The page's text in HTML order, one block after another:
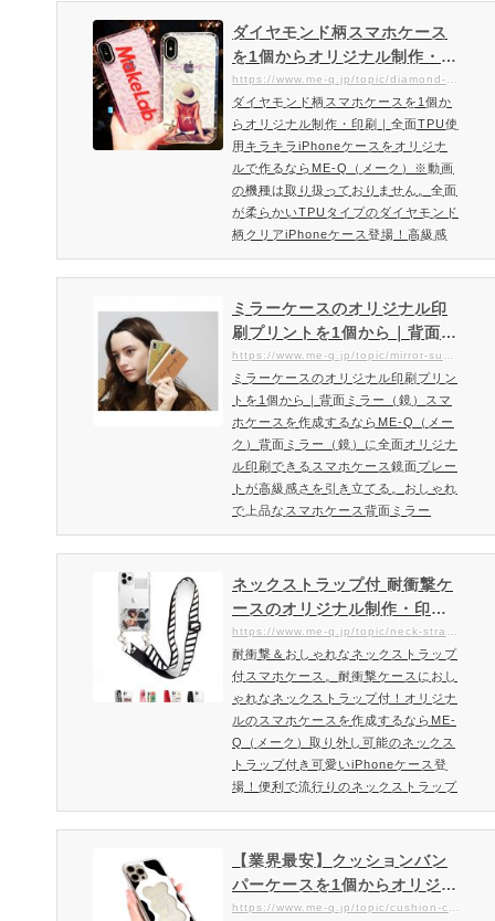
neケース印刷面にはダイヤモンドテク
スチャ加工を施したオリジナルのスマ
ホケースを作成頂けます。光の当たり
るiPhoneケースです。ラグジュアリ
ースマホケースを作成・注文…
ダイヤモンド柄スマホケース
を1個からオリジナル制作・印
刷｜全面TPU使用キラキラiPh
oneケースをオリジナルで作
るならME-Q（メーク）
ダイヤモンド柄スマホケースを1個か
らオリジナル制作・印刷｜全面TPU使
用キラキラiPhoneケースをオリジナ
ルで作るならME-Q（メーク）※動画
の機種は取り扱っておりません。全面
が柔らかいTPUタイプのダイヤモンド
柄クリアiPhoneケース登場！高級感
があるジュエリー系のお洒落スマホケ
ースをオリジナルで作成。海外で人気
のスマホケース！今回はキラキラ系の
ダイヤモンド柄スマホケースをご紹
介！インスタ映え必須。柔軟度高い全
柄スマホケースにオリジナルのデザイ
ンを頂けます。またME-Q（メーク）
で…
ミラーケースのオリジナル印
刷プリントを1個から｜背面ミ
ラー（鏡）スマホケースを作
成するならME-Q（メーク）
ミラーケースのオリジナル印刷プリン
トを1個から｜背面ミラー（鏡）スマ
ホケースを作成するならME-Q（メー
ク）背面ミラー（鏡）に全面オリジナ
ル印刷できるスマホケース鏡面プレー
トが高級感さを引き立てる。おしゃれ
で上品なスマホケース背面ミラー
（鏡）スマホケースは、鏡も含めカバ
ー全体が柔軟性のある素材で作られて
いますので、割れにくくスマホの保護
性も高いです。鏡面プレートはちょっ
とした身だしなみチェックや化粧直し
成・注文ご注文方法・料金はこちら背
面ミラーケースの特徴女性・男性…
ネックストラップ付 耐衝撃ケ
ースのオリジナル制作・印刷
｜1個から作成OK。耐衝撃ケ
ースにおしゃれなネックスト
ラップ付！オリジナルのスマ
ホケースを作成するならME-Q
（メーク）
耐衝撃＆おしゃれなネックストラップ
付スマホケース。耐衝撃ケースにおし
ゃれなネックストラップ付！オリジナ
ルのスマホケースを作成するならME-
Q（メーク）取り外し可能のネックス
トラップ付き可愛いiPhoneケース登
場！便利で流行りのネックストラップ
付iPhoneケース海外でも人気なネッ
クストラップ付きスマホケース。スマ
ホ収納や持ち運びに便利なネックスト
ラップが付いたPU素材のスマホケー
スです。ネックストラップは取り外し
【業界最安】クッションバン
パーケースを1個からオリジナ
ル作成・印刷｜耐衝撃iPhone